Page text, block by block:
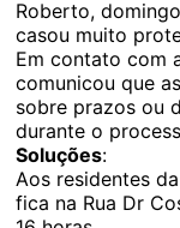
Roberto,
casou muito
Em contato com
comunicou que
sobre prazos ou
durante o
Soluções:
Aos residentes
fica na Rua Dr